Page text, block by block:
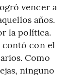
vencer a
años.
la política.
contó con el
Como
ninguno